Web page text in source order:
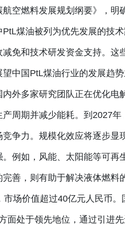
航空燃料发展规划纲要》，
PtL煤油被列为优先发展的技
减免和技术研发资金支持。
望中国PtL煤油行业的发展趋
内外多家研究团队正在优化
产周期并减少能耗。到2027
竞争力。规模化效应将逐步
例如，风能、太阳能等可再
完善，则有助于解决液体燃
市场价值超过40亿元人民币
面处于领先地位，通过引进